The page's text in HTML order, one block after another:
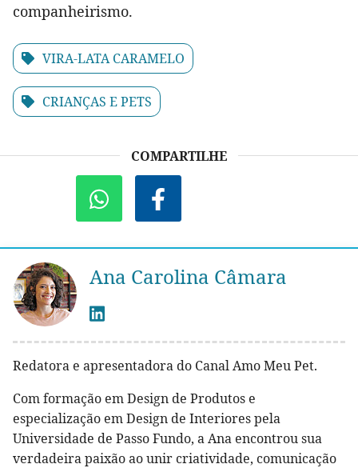
companheirismo.
VIRA-LATA CARAMELO
CRIANÇAS E PETS
COMPARTILHE
Ana Carolina Câmara
Redatora e apresentadora do Canal Amo Meu Pet.
Com formação em Design de Produtos e
especialização em Design de Interiores pela
Universidade de Passo Fundo, a Ana encontrou sua
verdadeira paixão ao unir criatividade, comunicação